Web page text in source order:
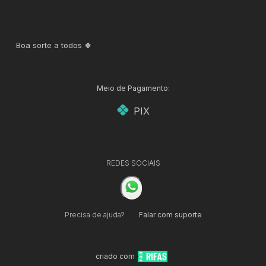
Boa sorte a todos 🍀
Meio de Pagamento:
PIX
REDES SOCIAIS
Precisa de ajuda? Falar com suporte
criado com